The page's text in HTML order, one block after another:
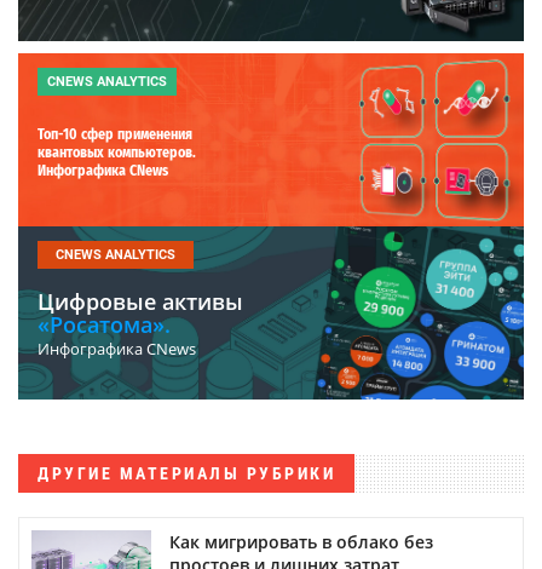
CNEWS ANALYTICS
Топ-10 сфер применения
квантовых компьютеров.
Инфографика CNews
CNEWS ANALYTICS
Цифровые активы
«Росатома».
Инфографика CNews
ДРУГИЕ МАТЕРИАЛЫ РУБРИКИ
Как мигрировать в облако без